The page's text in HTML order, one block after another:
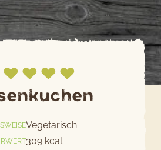
bewerten
Vegetarisch
309 kcal